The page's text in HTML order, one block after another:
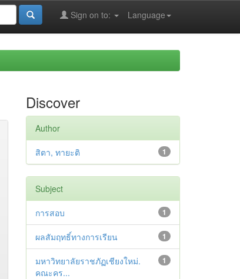
Language
Sign on to:
Discover
Author
1
สิตา, ทายะติ
Subject
1
การสอบ
1
ผลสัมฤทธิ์ทางการเรียน
1
มหาวิทยาลัยราชภัฏเชียงใหม่.
คณะคร...